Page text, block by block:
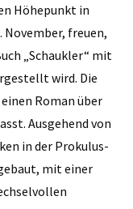
Höhepunkt in
November, freuen,
„Schaukler“ mit
wird. Die
Roman über
Ausgehend von
in der Prokulus-
mit einer